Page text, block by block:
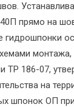
прямо на
гидрошпонки
ТР 186-07,
на
шпонок ОП